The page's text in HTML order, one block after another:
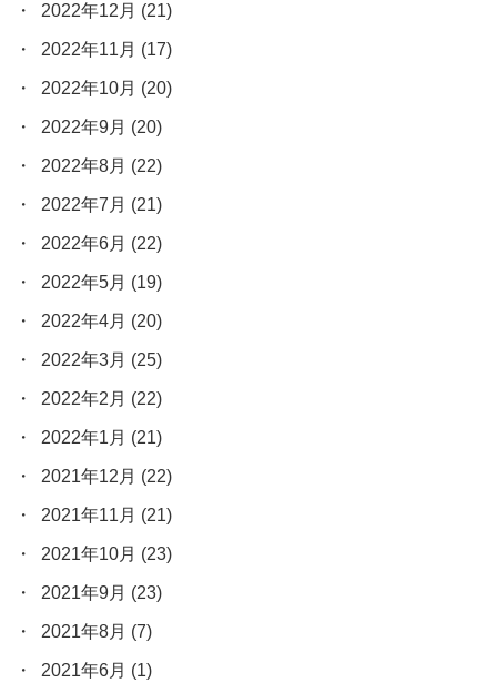
2022年12月 (21)
2022年11月 (17)
2022年10月 (20)
2022年9月 (20)
2022年8月 (22)
2022年7月 (21)
2022年6月 (22)
2022年5月 (19)
2022年4月 (20)
2022年3月 (25)
2022年2月 (22)
2022年1月 (21)
2021年12月 (22)
2021年11月 (21)
2021年10月 (23)
2021年9月 (23)
2021年8月 (7)
2021年6月 (1)